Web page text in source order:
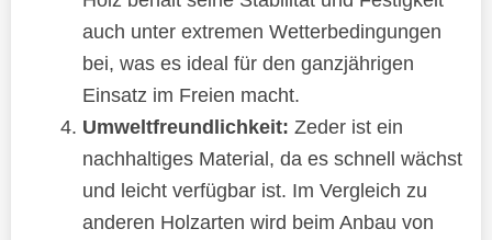
auch unter extremen Wetterbedingungen
bei, was es ideal für den ganzjährigen
Einsatz im Freien macht.
Umweltfreundlichkeit: Zeder ist ein
nachhaltiges Material, da es schnell wächst
und leicht verfügbar ist. Im Vergleich zu
anderen Holzarten wird beim Anbau von